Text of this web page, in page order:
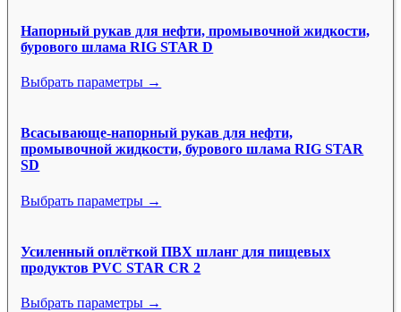
Напорный рукав для нефти, промывочной жидкости,
бурового шлама RIG STAR D
Выбрать параметры →
Всасывающе-напорный рукав для нефти,
промывочной жидкости, бурового шлама RIG STAR
SD
Выбрать параметры →
Усиленный оплёткой ПВХ шланг для пищевых
продуктов PVC STAR CR 2
Выбрать параметры →